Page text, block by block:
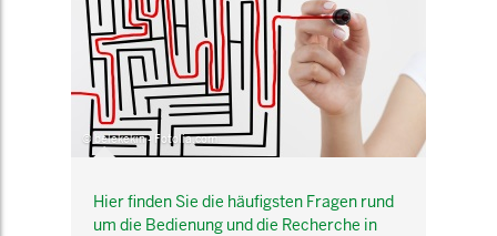
© belekekin - Fotolia.com
Hier finden Sie die häufigsten Fragen rund
um die Bedienung und die Recherche in